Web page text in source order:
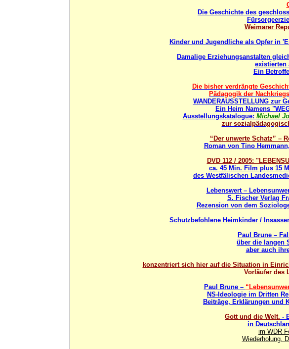
Die Geschichte des
Weimarer
Kinder und Jugendliche als Opfer in
Damalige Erziehungsanstalten
existierten
Ein
Die bisher verdrängte
Pädagogik der
WANDERAUSSTELLUNG zur
Ein Heim Namens
Ausstellungskatalogue: Michael
zur
“Der unwerte Schatz” –
Roman von Tino
DVD 112 / 2005:
ca. 45 Min. Film plus 15
des Westfälischen
Lebenswert –
S. Fischer Verlag
Rezension von dem
Schutzbefohlene Heimkinder /
Paul Brune –
über die langen
aber auch
konzentriert sich hier auf die Situation in
Vorläufer des
Paul Brune –
NS-Ideologie im Dritten
Beiträge, Erklärungen und
Gott und die Welt. -
in
im WDR
Wiederholung,